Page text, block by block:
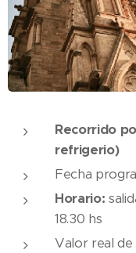
Recorrido
refrigerio)
Fecha
Horario:
18.30 hs
Valor real de